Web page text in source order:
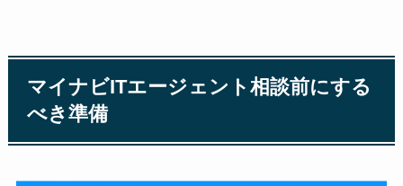
マイナビITエージェント相談前にする
べき準備